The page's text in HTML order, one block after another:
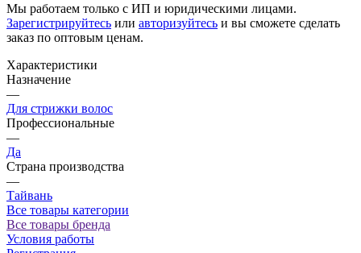
Мы работаем только с ИП и юридическими лицами.
Зарегистрируйтесь или авторизуйтесь и вы сможете сделать
заказ по оптовым ценам.
Характеристики
Назначение
—
Для стрижки волос
Профессиональные
—
Да
Страна производства
—
Тайвань
Все товары категории
Все товары бренда
Условия работы